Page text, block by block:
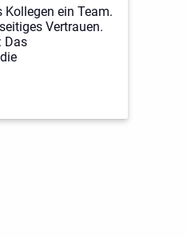
ein Team.
Vertrauen.
Das